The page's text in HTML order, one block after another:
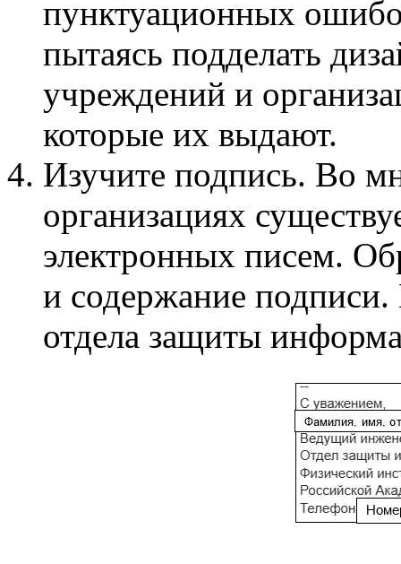
пунктуационных
пытаясь подделать
учреждений и
которые их выдают.
Изучите подпись. Во
организациях
электронных писем.
и содержание
отдела защиты